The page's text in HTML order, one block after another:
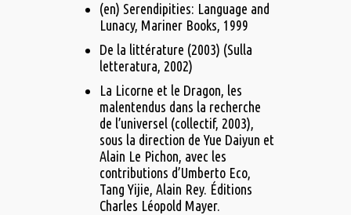
(en) Serendipities: Language and
Lunacy, Mariner Books, 1999
De la littérature (2003) (Sulla
letteratura, 2002)
La Licorne et le Dragon, les
malentendus dans la recherche
de l’universel (collectif, 2003),
sous la direction de Yue Daiyun et
Alain Le Pichon, avec les
contributions d’Umberto Eco,
Tang Yijie, Alain Rey. Éditions
Charles Léopold Mayer.